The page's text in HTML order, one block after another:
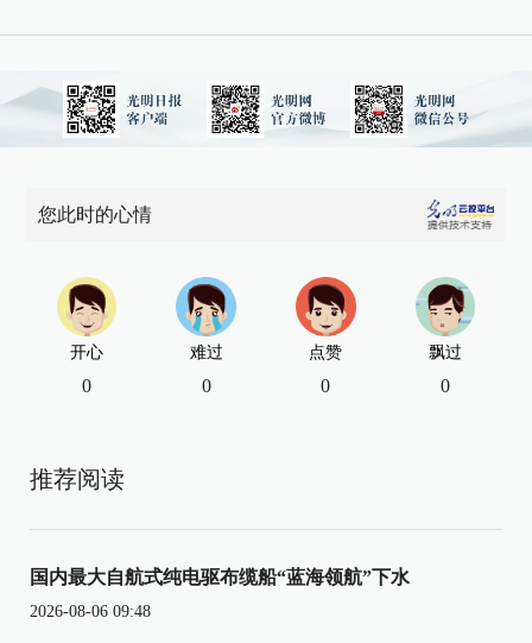
您此时的心情
开心
0
难过
0
点赞
0
飘过
0
推荐阅读
国内最大自航式纯电驱布缆船“蓝海领航”下水
2026-08-06 09:48